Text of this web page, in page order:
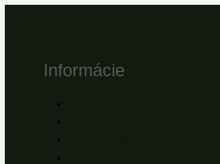
Informácie